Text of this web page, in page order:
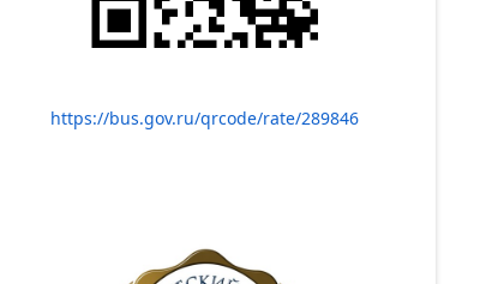
https://bus.gov.ru/qrcode/rate/289846